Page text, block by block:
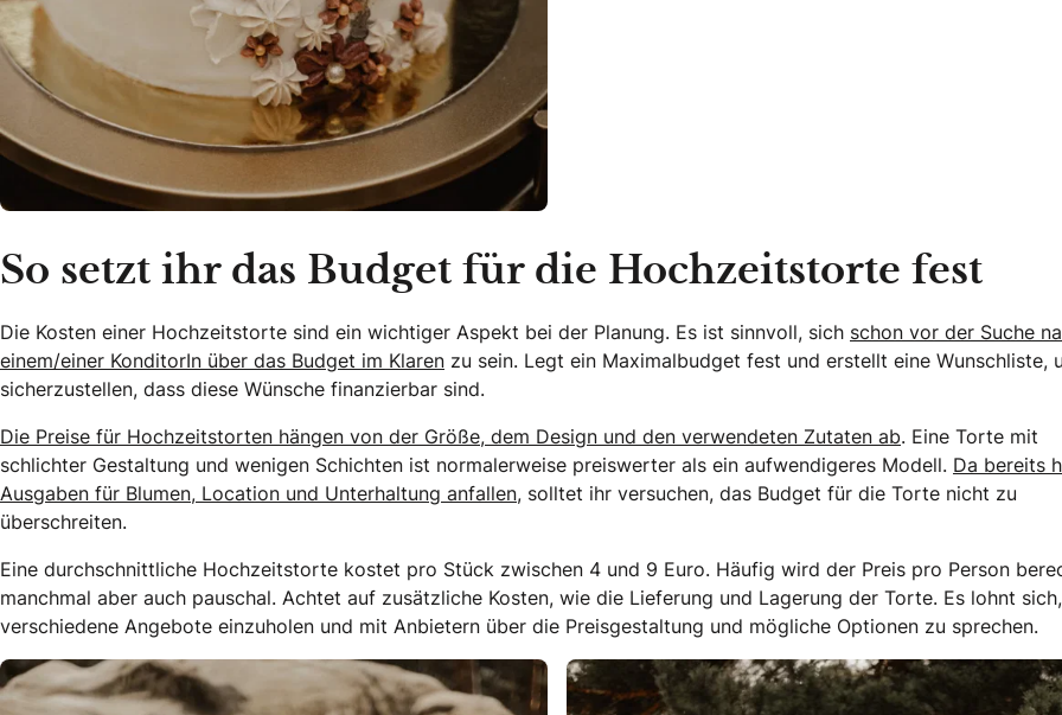
So setzt ihr das Budget für die Hochzeitstorte fest
Die Kosten einer Hochzeitstorte sind ein wichtiger Aspekt bei der Planung. Es ist sinnvoll, sich schon vor der Suche
einem/einer KonditorIn über das Budget im Klaren zu sein. Legt ein Maximalbudget fest und erstellt eine Wunschliste,
sicherzustellen, dass diese Wünsche finanzierbar sind.
Die Preise für Hochzeitstorten hängen von der Größe, dem Design und den verwendeten Zutaten ab. Eine Torte mit
schlichter Gestaltung und wenigen Schichten ist normalerweise preiswerter als ein aufwendigeres Modell. Da bereits
Ausgaben für Blumen, Location und Unterhaltung anfallen, solltet ihr versuchen, das Budget für die Torte nicht zu
überschreiten.
Eine durchschnittliche Hochzeitstorte kostet pro Stück zwischen 4 und 9 Euro. Häufig wird der Preis pro Person
manchmal aber auch pauschal. Achtet auf zusätzliche Kosten, wie die Lieferung und Lagerung der Torte. Es lohnt sich,
verschiedene Angebote einzuholen und mit Anbietern über die Preisgestaltung und mögliche Optionen zu sprechen.